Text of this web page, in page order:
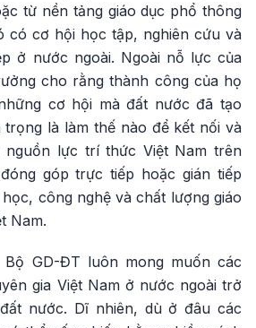
từ nền tảng giáo dục phổ thông
có cơ hội học tập, nghiên cứu và
ở nước ngoài. Ngoài nỗ lực của
cho rằng thành công của họ
cơ hội mà đất nước đã tạo
trọng là làm thế nào để kết nối và
nguồn lực trí thức Việt Nam trên
góp trực tiếp hoặc gián tiếp
công nghệ và chất lượng giáo
Nam.
Bộ GD-ĐT luôn mong muốn các
gia Việt Nam ở nước ngoài trở
nước. Dĩ nhiên, dù ở đâu các